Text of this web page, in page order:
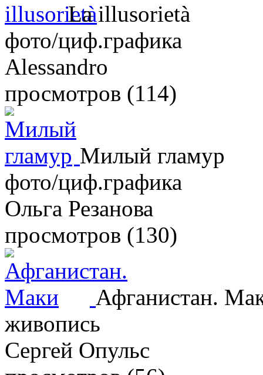
La illusorietà
фото/циф.графика
Alessandro
просмотров (114)
Милый гламур
фото/циф.графика
Ольга Резанова
просмотров (130)
Афганистан.
живопись
Сергей Опульс